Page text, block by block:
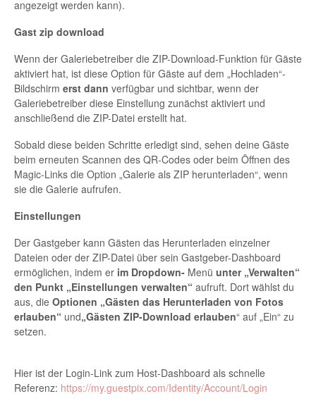
angezeigt werden kann).
Gast zip download
Wenn der Galeriebetreiber die ZIP-Download-Funktion für Gäste
aktiviert hat, ist diese Option für Gäste auf dem „Hochladen“-
Bildschirm erst dann verfügbar und sichtbar, wenn der
Galeriebetreiber diese Einstellung zunächst aktiviert und
anschließend die ZIP-Datei erstellt hat.
Sobald diese beiden Schritte erledigt sind, sehen deine Gäste
beim erneuten Scannen des QR-Codes oder beim Öffnen des
Magic-Links die Option „Galerie als ZIP herunterladen“, wenn
sie die Galerie aufrufen.
Einstellungen
Der Gastgeber kann Gästen das Herunterladen einzelner
Dateien oder der ZIP-Datei über sein Gastgeber-Dashboard
ermöglichen, indem er im Dropdown- Menü unter „Verwalten“
den Punkt „Einstellungen verwalten“ aufruft. Dort wählst du
aus, die Optionen „Gästen das Herunterladen von Fotos
erlauben“ und„Gästen ZIP-Download erlauben“ auf „Ein“ zu
setzen.
Hier ist der Login-Link zum Host-Dashboard als schnelle
Referenz: https://my.guestpix.com/Identity/Account/Login